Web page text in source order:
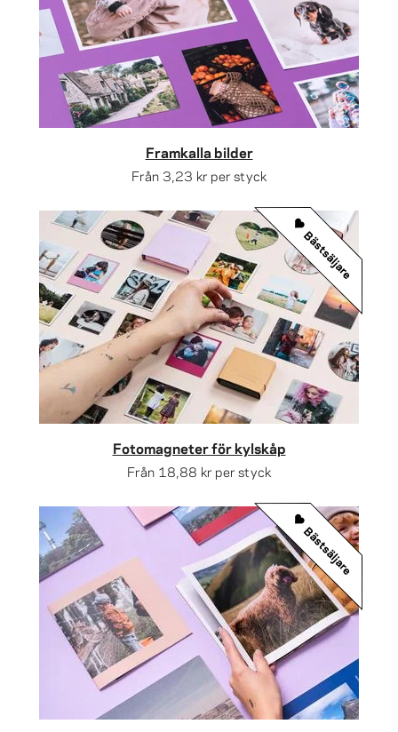
Framkalla bilder
Från 3,23 kr per styck
Fotomagneter för kylskåp
Från 18,88 kr per styck
Bästsäljare
Bästsäljare